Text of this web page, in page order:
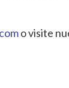
o visite